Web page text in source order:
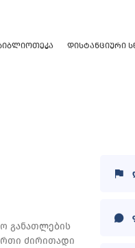
ᲓᲘᲡᲢᲐᲜᲪᲘᲣᲠᲘ
განათლების
ძირითადი